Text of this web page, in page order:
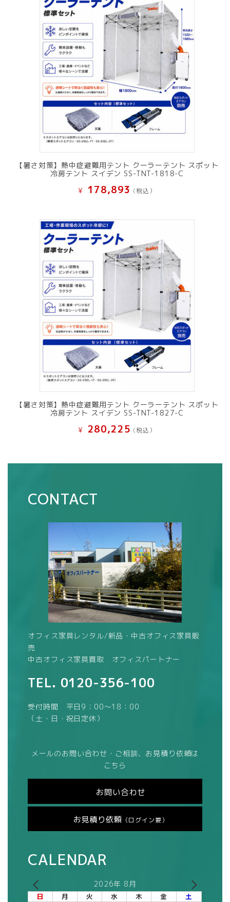
【暑さ対策】熱中症避難用テント クーラーテント スポット
冷房テント スイデン SS-TNT-1818-C
¥ 178,893 (税込）
【暑さ対策】熱中症避難用テント クーラーテント スポット
冷房テント スイデン SS-TNT-1827-C
¥ 280,225 (税込）
CONTACT
オフィス家具レンタル/新品・中古オフィス家具販
売
中古オフィス家具買取 オフィスパートナー
TEL. 0120-356-100
受付時間 平日9：00～18：00
（土・日・祝日定休）
メールのお問い合わせ・ご相談、お見積り依頼は
こちら
お問い合わせ
お見積り依頼 （ログイン要）
CALENDAR
2026年 8月
日 月 火 水 木 金 土